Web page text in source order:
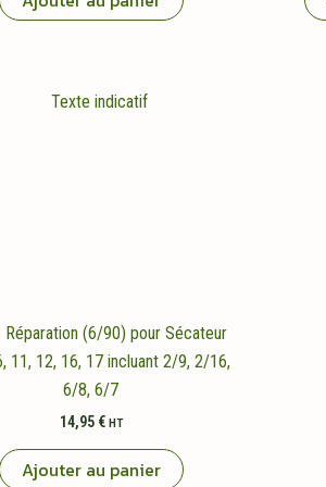
(6/90) pour Sécateur
11, 12, 16, 17 incluant 2/9, 2/16,
6/8, 6/7
14,95 € HT
Ajouter au panier